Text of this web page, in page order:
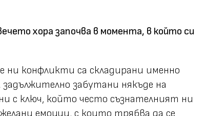
хора започва в момента, в който си
конфликти са складирани именно
забутани някъде на
с ключ, който често съзнателният ни
емоции, с които трябва да се